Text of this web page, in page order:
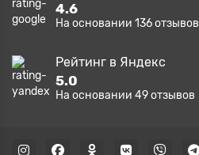
4.6
На основании 136отзывов
Рейтинг в Яндекс
5.0
На основании 49отзывов